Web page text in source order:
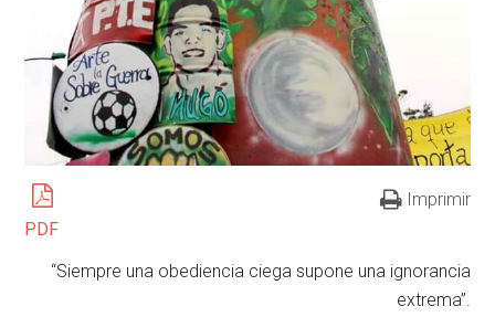
PDF
Imprimir
“Siempre una obediencia ciega supone una ignorancia
extrema”.